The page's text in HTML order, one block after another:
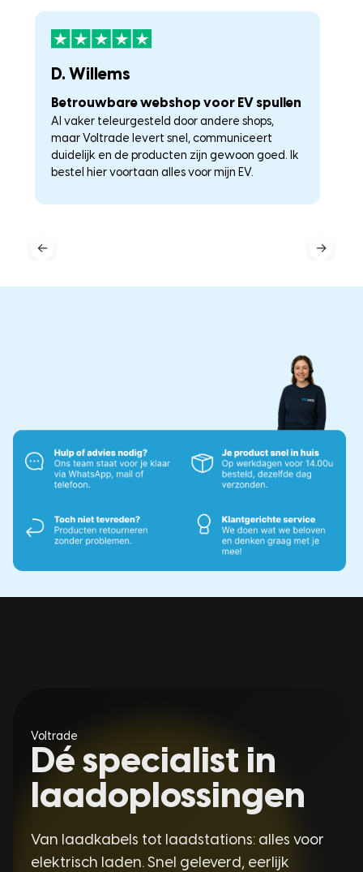
D. Willems
Betrouwbare webshop voor EV spullen
Al vaker teleurgesteld door andere shops,
maar Voltrade levert snel, communiceert
duidelijk en de producten zijn gewoon goed. Ik
bestel hier voortaan alles voor mijn EV.
← →
Voltrade
Dé specialist in
laadoplossingen
Van laadkabels tot laadstations: alles voor
elektrisch laden. Snel geleverd, eerlijk